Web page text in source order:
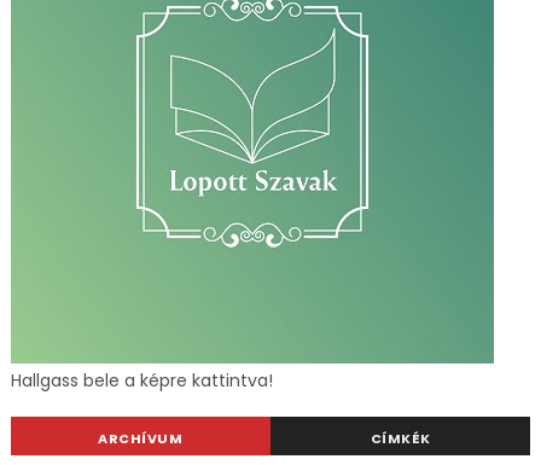
Hallgass bele a képre kattintva!
ARCHÍVUM CÍMKÉK